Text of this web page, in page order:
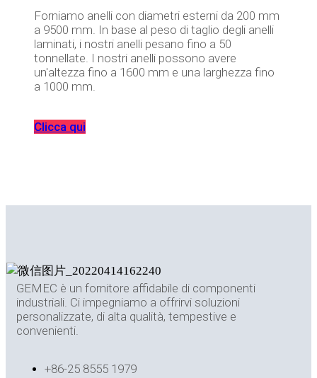
Forniamo anelli con diametri esterni da 200 mm
a 9500 mm. In base al peso di taglio degli anelli
laminati, i nostri anelli pesano fino a 50
tonnellate. I nostri anelli possono avere
un'altezza fino a 1600 mm e una larghezza fino
a 1000 mm.
Clicca qui
GEMEC è un fornitore affidabile di componenti
industriali. Ci impegniamo a offrirvi soluzioni
personalizzate, di alta qualità, tempestive e
convenienti.
+86-25 8555 1979